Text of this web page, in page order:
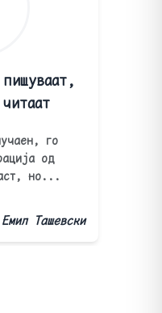
го
од
но...
Емил Ташевски